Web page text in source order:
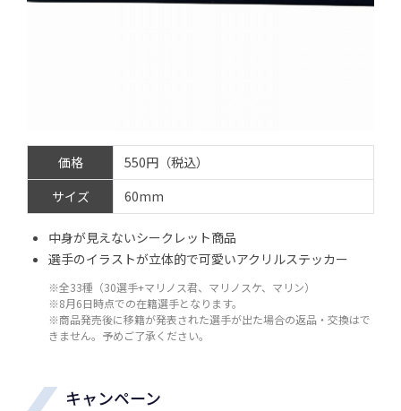
価格
550円（税込）
サイズ
60mm
中身が見えないシークレット商品
選手のイラストが立体的で可愛いアクリルステッカー
※全33種（30選手+マリノス君、マリノスケ、マリン）
※8月6日時点での在籍選手となります。
※商品発売後に移籍が発表された選手が出た場合の返品・交換はで
きません。予めご了承ください。
キャンペーン